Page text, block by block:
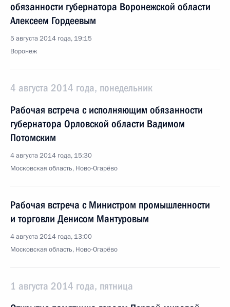
обязанности губернатора Воронежской области
Алексеем Гордеевым
5 августа 2014 года, 19:15
Воронеж
4 августа 2014 года, понедельник
Рабочая встреча с исполняющим обязанности
губернатора Орловской области Вадимом
Потомским
4 августа 2014 года, 15:30
Московская область, Ново-Огарёво
Рабочая встреча с Министром промышленности
и торговли Денисом Мантуровым
4 августа 2014 года, 13:00
Московская область, Ново-Огарёво
1 августа 2014 года, пятница